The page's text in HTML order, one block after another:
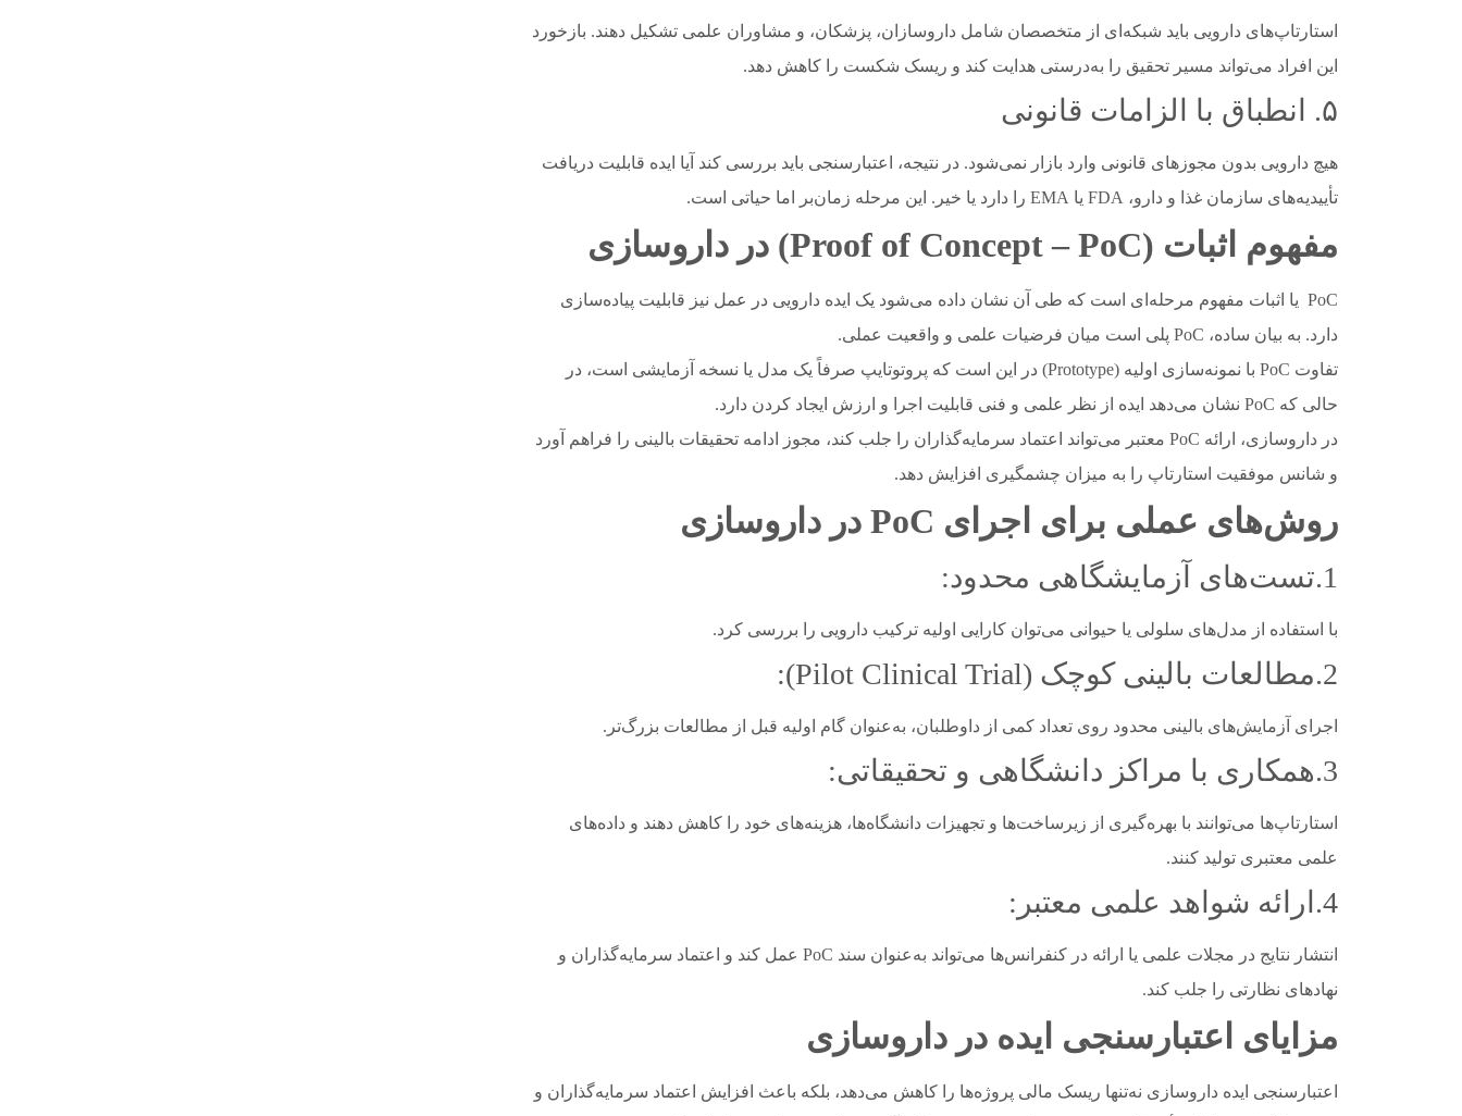
استارتاپ‌های دارویی باید شبکه‌ای از متخصصان شامل داروسازان، پزشکان، و مشاوران علمی تشکیل دهند. بازخورد
این افراد می‌تواند مسیر تحقیق را به‌درستی هدایت کند و ریسک شکست را کاهش دهد.
۵. انطباق با الزامات قانونی
هیچ دارویی بدون مجوزهای قانونی وارد بازار نمی‌شود. در نتیجه، اعتبارسنجی باید بررسی کند آیا ایده قابلیت دریافت
تأییدیه‌های سازمان غذا و دارو، FDA یا EMA را دارد یا خیر. این مرحله زمان‌بر اما حیاتی است.
مفهوم اثبات (Proof of Concept – PoC) در داروسازی
PoC یا اثبات مفهوم مرحله‌ای است که طی آن نشان داده می‌شود یک ایده دارویی در عمل نیز قابلیت پیاده‌سازی
دارد. به بیان ساده، PoC پلی است میان فرضیات علمی و واقعیت عملی.
تفاوت PoC با نمونه‌سازی اولیه (Prototype) در این است که پروتوتایپ صرفاً یک مدل یا نسخه آزمایشی است، در
حالی که PoC نشان می‌دهد ایده از نظر علمی و فنی قابلیت اجرا و ارزش ایجاد کردن دارد.
در داروسازی، ارائه PoC معتبر می‌تواند اعتماد سرمایه‌گذاران را جلب کند، مجوز ادامه تحقیقات بالینی را فراهم آورد
و شانس موفقیت استارتاپ را به میزان چشمگیری افزایش دهد.
روش‌های عملی برای اجرای در داروسازی
1.تست‌های آزمایشگاهی محدود:
با استفاده از مدل‌های سلولی یا حیوانی می‌توان کارایی اولیه ترکیب دارویی را بررسی کرد.
2.مطالعات بالینی کوچک (Pilot Clinical Trial):
اجرای آزمایش‌های بالینی محدود روی تعداد کمی از داوطلبان، به‌عنوان گام اولیه قبل از مطالعات بزرگ‌تر.
3.همکاری با مراکز دانشگاهی و تحقیقاتی:
استارتاپ‌ها می‌توانند با بهره‌گیری از زیرساخت‌ها و تجهیزات دانشگاه‌ها، هزینه‌های خود را کاهش دهند و داده‌های
علمی معتبری تولید کنند.
4.ارائه شواهد علمی معتبر:
انتشار نتایج در مجلات علمی یا ارائه در کنفرانس‌ها می‌تواند به‌عنوان سند PoC عمل کند و اعتماد سرمایه‌گذاران و
نهادهای نظارتی را جلب کند.
مزایای اعتبارسنجی ایده در داروسازی
اعتبارسنجی ایده داروسازی نه‌تنها ریسک مالی پروژه‌ها را کاهش می‌دهد، بلکه باعث افزایش اعتماد سرمایه‌گذاران و